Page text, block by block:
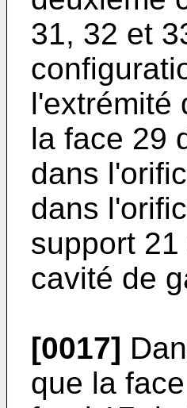
31, 32 et
l'extrémité
la face 29
dans
dans
support
cavité de
[0017]
que la